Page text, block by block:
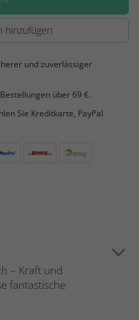
hinzufügen
und zuverlässiger
über 69 €.
Sie Kreditkarte, PayPal
– Kraft und
fantastische